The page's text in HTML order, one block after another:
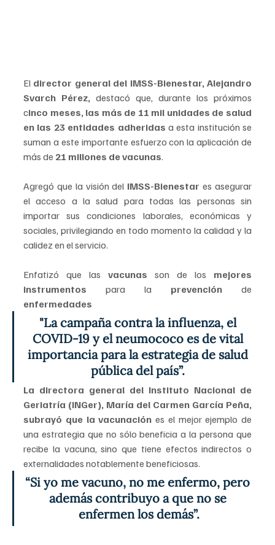
El director general del IMSS-Bienestar, Alejandro
Svarch Pérez, destacó que, durante los próximos
cinco meses, las más de 11 mil unidades de salud
en las 23 entidades adheridas a esta institución se
suman a este importante esfuerzo con la aplicación de
más de 21 millones de vacunas.
Agregó que la visión del IMSS-Bienestar es asegurar
el acceso a la salud para todas las personas sin
importar sus condiciones laborales, económicas y
sociales, privilegiando en todo momento la calidad y la
calidez en el servicio.
Enfatizó que las vacunas son de los mejores
instrumentos para la prevención
enfermedades
"La campaña contra la influenza, el
COVID-19 y el neumococo es de vital
importancia para la estrategia de salud
pública del país”.
La directora general del Instituto Nacional de
Geriatría (INGer), María del Carmen García Peña,
subrayó que la vacunación es el mejor ejemplo de
una estrategia que no sólo beneficia a la persona que
recibe la vacuna, sino que tiene efectos indirectos o
externalidades notablemente beneficiosas.
“Si yo me vacuno, no me enfermo, pero
además contribuyo a que no se
enfermen los demás”.